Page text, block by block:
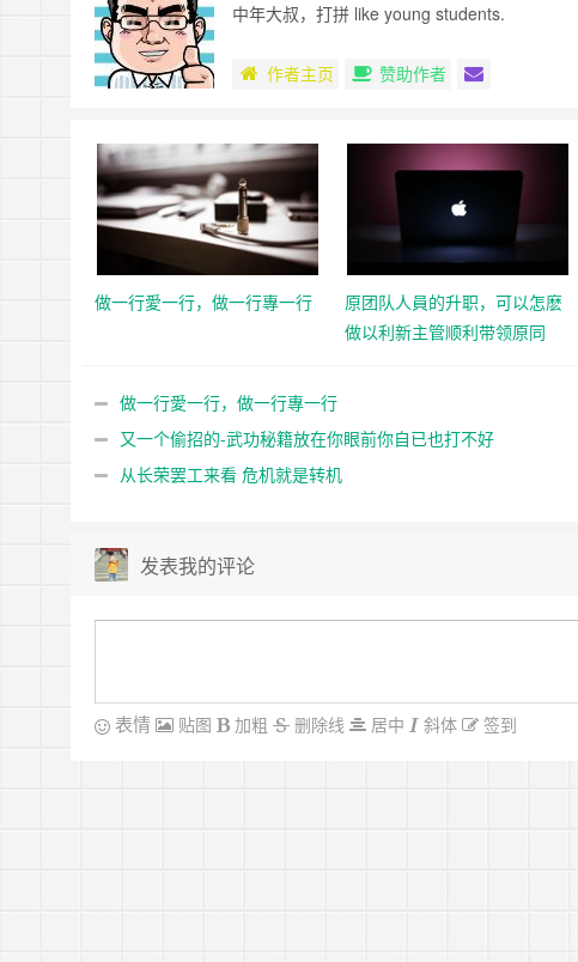
中年大叔，打拼 like young students.
作者主页 赞助作者
做一行愛一行，做一行專一行
原团队人員的升职，可以怎麽
做以利新主管顺利带领原同
做一行愛一行，做一行專一行
又一个偷招的-武功秘籍放在你眼前你自已也打不好
从长荣罢工来看 危机就是转机
发表我的评论
表情 贴图 加粗 删除线 居中 斜体 签到